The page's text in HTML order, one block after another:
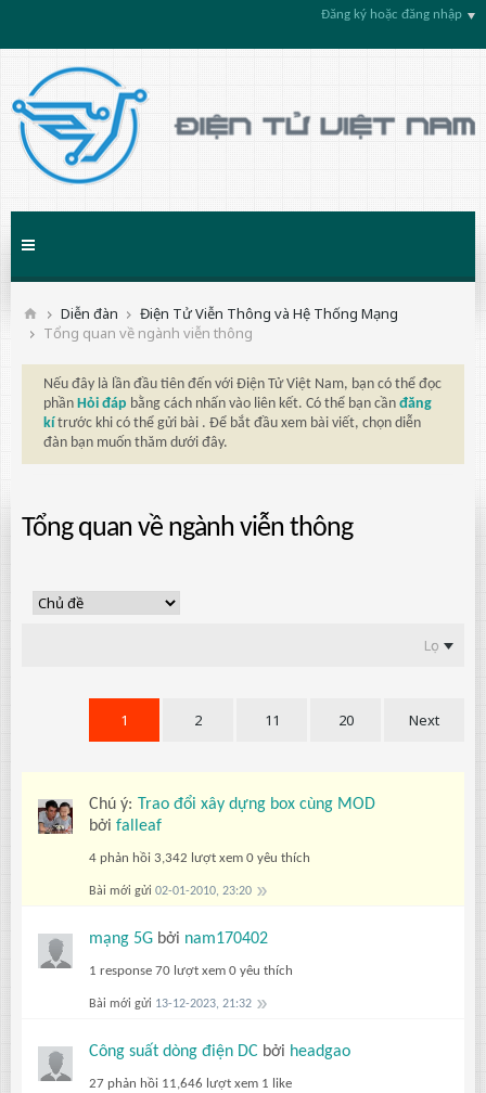
Đăng ký hoặc đăng nhập
Diễn đàn
Điện Tử Viễn Thông và Hệ Thống Mạng
Tổng quan về ngành viễn thông
Nếu đây là lần đầu tiên đến với Điện Tử Việt Nam, bạn có thể đọc
phần Hỏi đáp bằng cách nhấn vào liên kết. Có thể bạn cần đăng
kí trước khi có thể gửi bài . Để bắt đầu xem bài viết, chọn diễn
đàn bạn muốn thăm dưới đây.
Tổng quan về ngành viễn thông
Lọc
1 2 11 20 Next
Chú ý: Trao đổi xây dựng box cùng MOD
bởi falleaf
4 phản hồi 3,342 lượt xem 0 yêu thích
Bài mới gửi 02-01-2010, 23:20
mạng 5G bởi nam170402
1 response 70 lượt xem 0 yêu thích
Bài mới gửi 13-12-2023, 21:32
Công suất dòng điện DC bởi headgao
27 phản hồi 11,646 lượt xem 1 like